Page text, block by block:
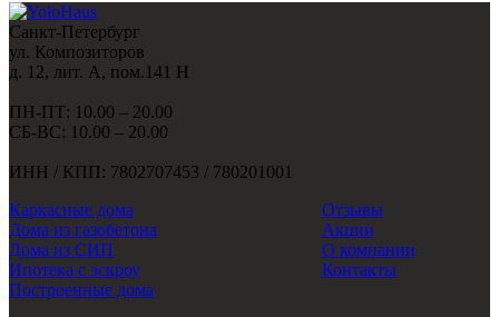
Санкт-Петербург
ул. Композиторов
д. 12, лит. А, пом.141 Н
ПН-ПТ: 10.00 – 20.00
СБ-ВС: 10.00 – 20.00
ИНН / КПП: 7802707453 / 780201001
Каркасные дома
Дома из газобетона
Дома из СИП
Ипотека с эскроу
Построенные дома
Отзывы
Акции
О компании
Контакты